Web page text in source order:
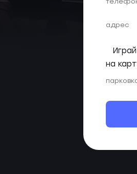
адрес
на